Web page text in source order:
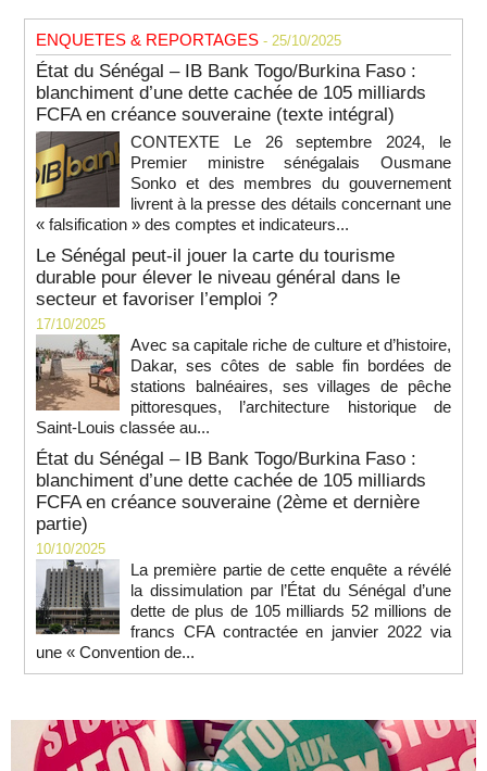
ENQUETES & REPORTAGES - 25/10/2025
État du Sénégal – IB Bank Togo/Burkina Faso :
blanchiment d’une dette cachée de 105 milliards
FCFA en créance souveraine (texte intégral)
CONTEXTE Le 26 septembre 2024, le
Premier ministre sénégalais Ousmane
Sonko et des membres du gouvernement
livrent à la presse des détails concernant une
« falsification » des comptes et indicateurs...
Le Sénégal peut-il jouer la carte du tourisme
durable pour élever le niveau général dans le
secteur et favoriser l’emploi ?
17/10/2025
Avec sa capitale riche de culture et d’histoire,
Dakar, ses côtes de sable fin bordées de
stations balnéaires, ses villages de pêche
pittoresques, l’architecture historique de
Saint-Louis classée au...
État du Sénégal – IB Bank Togo/Burkina Faso :
blanchiment d’une dette cachée de 105 milliards
FCFA en créance souveraine (2ème et dernière
partie)
10/10/2025
La première partie de cette enquête a révélé
la dissimulation par l’État du Sénégal d’une
dette de plus de 105 milliards 52 millions de
francs CFA contractée en janvier 2022 via
une « Convention de...